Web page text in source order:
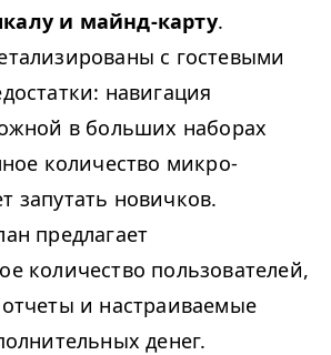
и майнд-карту.
с гостевыми
навигация
в больших наборах
количество микро-
запутать новичков.
предлагает
количество пользователей,
и настраиваемые
денег.